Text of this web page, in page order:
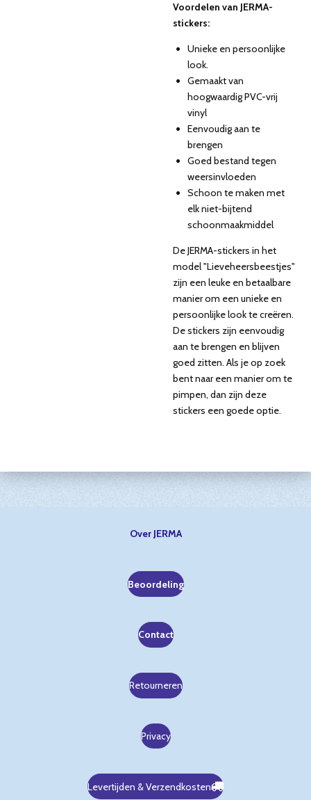
Voordelen van JERMA-
stickers:
Unieke en persoonlijke
look.
Gemaakt van
hoogwaardig PVC-vrij
vinyl
Eenvoudig aan te
brengen
Goed bestand tegen
weersinvloeden
Schoon te maken met
elk niet-bijtend
schoonmaakmiddel
De JERMA-stickers in het
model "Lieveheersbeestjes"
zijn een leuke en betaalbare
manier om een unieke en
persoonlijke look te creëren.
De stickers zijn eenvoudig
aan te brengen en blijven
goed zitten. Als je op zoek
bent naar een manier om te
pimpen, dan zijn deze
stickers een goede optie.
Over JERMA
Beoordeling
Contact
Retourneren
Privacy
Levertijden & Verzendkosten